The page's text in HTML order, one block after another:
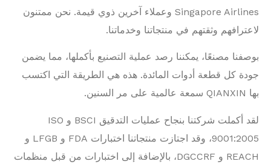
Singapore Airlines وعملاء آخرين ذوي قيمة. نحن ممتنون
لاعترافهم وثقتهم في منتجاتنا وخدماتنا.
بوصفنا مصنعًا، يمكننا رصد عملية التصنيع بأكملها، مما يضمن
جودة كل قطعة أدوات المائدة. هذه هي الطريقة التي اكتسب
بها QIANXIN سمعة عالمية على مر السنين.
لقد أكملت شركتنا بنجاح عمليات التدقيق BSCI و ISO
9001:2005، وقد اجتازت منتجاتنا اختبارات FDA و LFGB و
REACH و DGCCRF، بالإضافة إلى اختبارات من قبل منظمات